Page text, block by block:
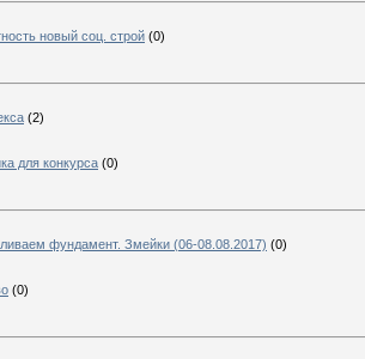
новый соц. строй (0)
(2)
для конкурса (0)
фундамент. Змейки (06-08.08.2017) (0)
(0)